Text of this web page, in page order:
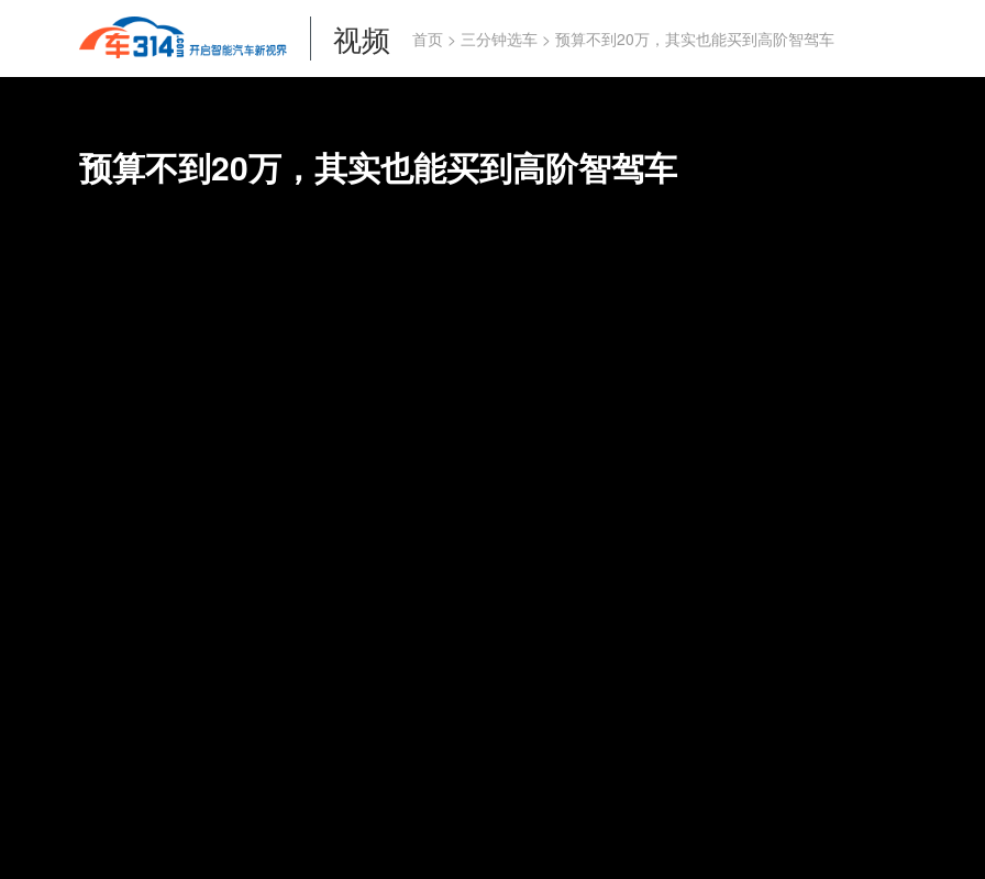
视频 首页 > 三分钟选车 > 预算不到20万，其实也能买到高阶智驾车
预算不到20万，其实也能买到高阶智驾车